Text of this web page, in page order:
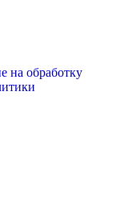
на обработку